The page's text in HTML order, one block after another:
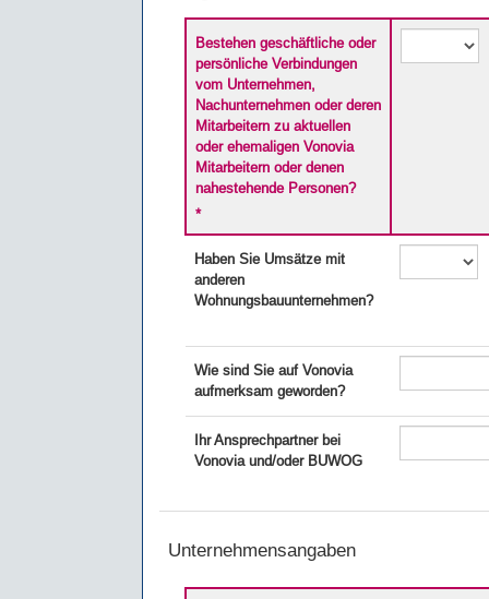
Bestehen geschäftliche oder
persönliche Verbindungen
vom Unternehmen,
Nachunternehmen oder deren
Mitarbeitern zu aktuellen
oder ehemaligen Vonovia
Mitarbeitern oder denen
nahestehende Personen?
*
Haben Sie Umsätze mit
anderen
Wohnungsbauunternehmen?
Wie sind Sie auf Vonovia
aufmerksam geworden?
Ihr Ansprechpartner bei
Vonovia und/oder BUWOG
Unternehmensangaben